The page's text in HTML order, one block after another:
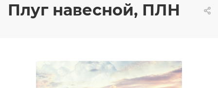
Плуг навесной, ПЛН